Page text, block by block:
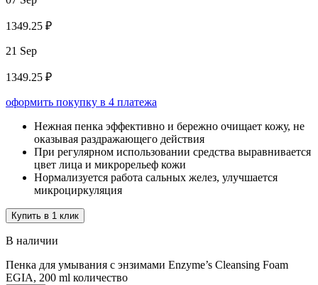
1349.25 ₽
21 Sep
1349.25 ₽
оформить покупку в 4 платежа
Нежная пенка эффективно и бережно очищает кожу, не
оказывая раздражающего действия
При регулярном использовании средства выравнивается
цвет лица и микрорельеф кожи
Нормализуется работа сальных желез, улучшается
микроциркуляция
Купить в 1 клик
В наличии
Пенка для умывания с энзимами Enzyme’s Cleansing Foam
EGIA, 200 ml количество